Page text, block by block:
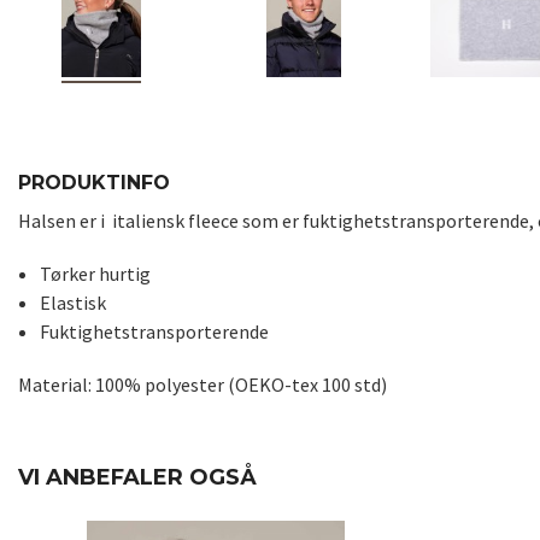
PRODUKTINFO
Halsen er i italiensk fleece som er fuktighetstransporterende,
Tørker hurtig
Elastisk
Fuktighetstransporterende
Material: 100% polyester (OEKO-tex 100 std)
VI ANBEFALER OGSÅ